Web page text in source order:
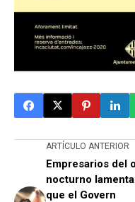
ARTÍCULO ANTERIOR
Empresarios del
nocturno
que el Govern